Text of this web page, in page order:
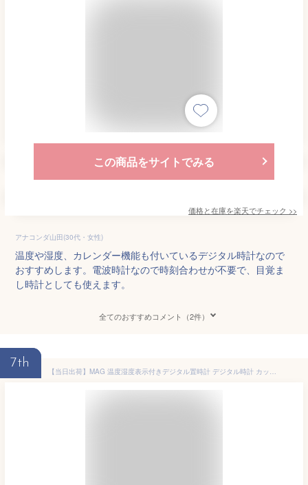
この商品をサイトでみる
価格と在庫を楽天でチェック >>
アナコンダ山田(30代・女性)
温度や湿度、カレンダー機能も付いているデジタル時計なので
おすすめします。電波時計なので時刻合わせが不要で、目覚ま
し時計としても使えます。
全てのおすすめコメント（2件）
7th
【当日出荷】MAG 温度湿度表示付きデジタル置時計 デジタル時計 カッシーニ (ホワイト) T-726WH-Z 温度湿度表示 デジタル置時計 タッチセンサー 目覚まし時計 ライト機能 電波式 音アラーム カレンダー 12/24時間表示 単4形乾電池